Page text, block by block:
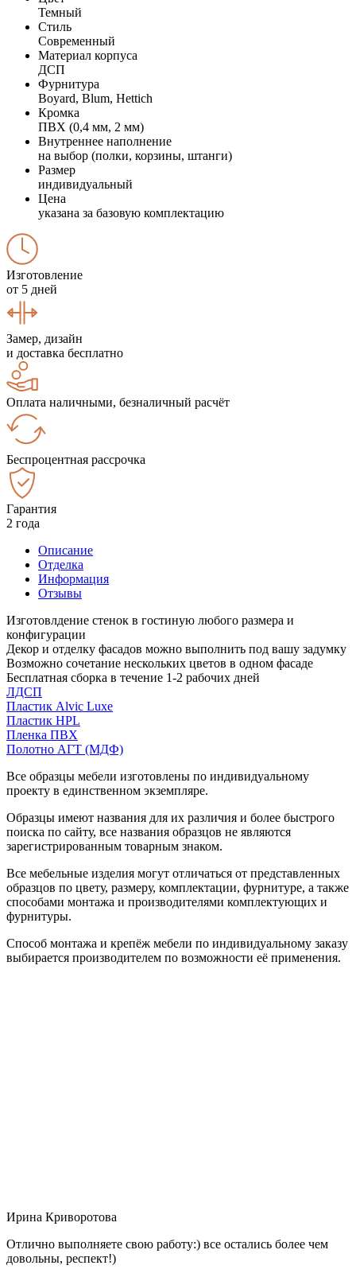
Темный
Стиль
Современный
Материал корпуса
ДСП
Фурнитура
Boyard, Blum, Hettich
Кромка
ПВХ (0,4 мм, 2 мм)
Внутреннее наполнение
на выбор (полки, корзины, штанги)
Размер
индивидуальный
Цена
указана за базовую комплектацию
Изготовление
от 5 дней
Замер, дизайн
и доставка бесплатно
Оплата наличными, безналичный расчёт
Беспроцентная рассрочка
Гарантия
2 года
Описание
Отделка
Информация
Отзывы
Изготовлдение стенок в гостиную любого размера и
конфигурации
Декор и отделку фасадов можно выполнить под вашу задумку
Возможно сочетание нескольких цветов в одном фасаде
Бесплатная сборка в течение 1-2 рабочих дней
ЛДСП
Пластик Alvic Luxe
Пластик HPL
Пленка ПВХ
Полотно АГТ (МДФ)
Все образцы мебели изготовлены по индивидуальному
проекту в единственном экземпляре.
Образцы имеют названия для их различия и более быстрого
поиска по сайту, все названия образцов не являются
зарегистрированным товарным знаком.
Все мебельные изделия могут отличаться от представленных
образцов по цвету, размеру, комплектации, фурнитуре, а также
способами монтажа и производителями комплектующих и
фурнитуры.
Способ монтажа и крепёж мебели по индивидуальному заказу
выбирается производителем по возможности её применения.
Ирина Криворотова
Отлично выполняете свою работу:) все остались более чем
довольны, респект!)